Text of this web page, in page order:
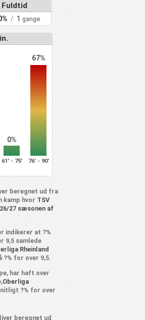
Fuldtid
/ 1 gange
0%
67%
61' - 75' 76' - 90'
beregnet ud fra
kamp hvor TSV
27 sæsonen af
indikerer at ?%
9,5 samlede
Rheinland
?% for over 9,5.
har haft over
Oberliga
?% for over
beregnet ud